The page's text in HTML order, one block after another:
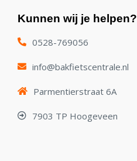
Kunnen wij je helpen?
0528-769056
info@bakfietscentrale.nl
Parmentierstraat 6A
7903 TP Hoogeveen